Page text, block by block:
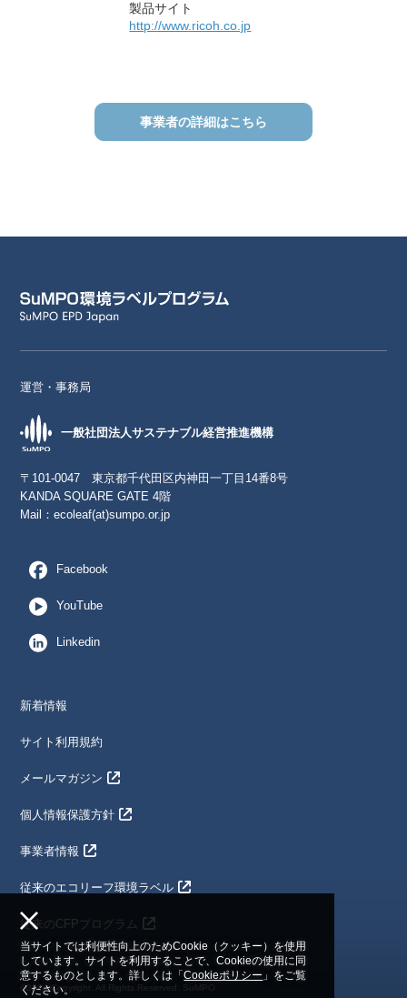
製品サイト
http://www.ricoh.co.jp
事業者の詳細はこちら
運営・事務局
一般社団法人サステナブル経営推進機構
〒101-0047 東京都千代田区内神田一丁目14番8号
KANDA SQUARE GATE 4階
Mail：ecoleaf(at)sumpo.or.jp
Facebook
YouTube
Linkedin
新着情報
サイト利用規約
メールマガジン
個人情報保護方針
事業者情報
従来のエコリーフ環境ラベル
従来のCFPプログラム
©2024 Copyright. All Rights Reserved. SuMPO
当サイトでは利便性向上のためCookie（クッキー）を使用
しています。サイトを利用することで、Cookieの使用に同
意するものとします。詳しくは「Cookieポリシー 」をご覧
ください。